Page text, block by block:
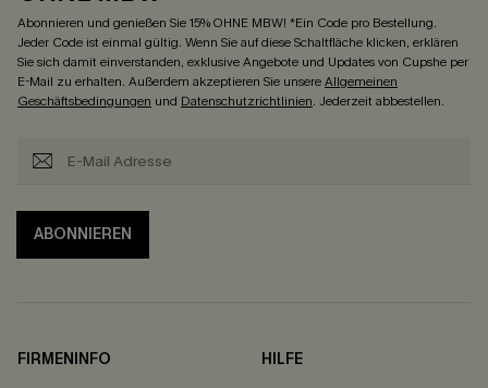
Abonnieren und genießen Sie 15% OHNE MBW! *Ein Code pro Bestellung.
Jeder Code ist einmal gültig. Wenn Sie auf diese Schaltfläche klicken, erklären
Sie sich damit einverstanden, exklusive Angebote und Updates von Cupshe per
E-Mail zu erhalten. Außerdem akzeptieren Sie unsereAllgemeinen
Geschäftsbedingungen und Datenschutzrichtlinien. Jederzeit abbestellen.
ABONNIEREN
FIRMENINFO
HILFE